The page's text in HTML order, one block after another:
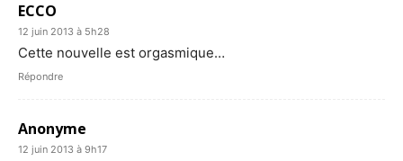
ECCO
12 juin 2013 à 5h28
Cette nouvelle est orgasmique…
Répondre
Anonyme
12 juin 2013 à 9h17